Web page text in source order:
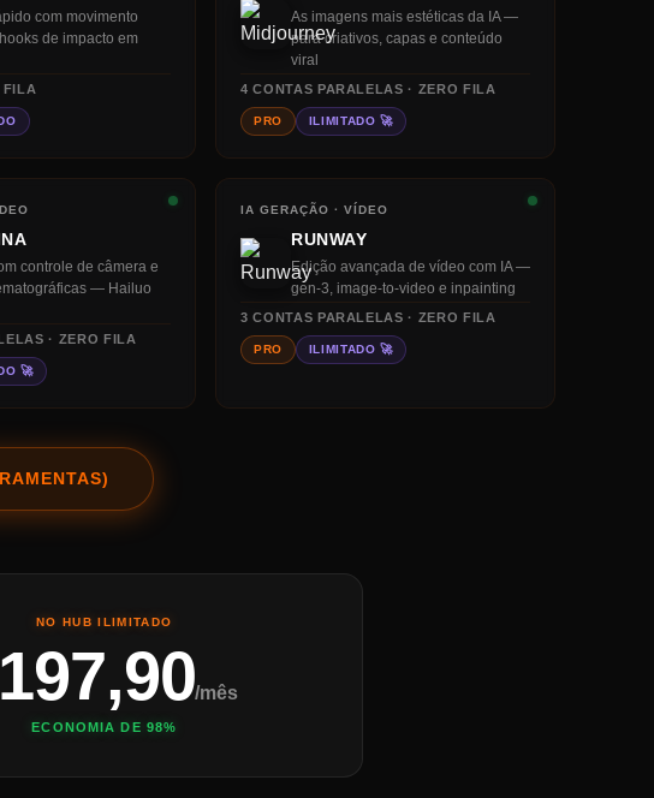
com movimento
de impacto em
FILA
As imagens mais estéticas da IA —
para criativos, capas e conteúdo
viral
4CONTAS PARALELAS · ZERO FILA
PRO ILIMITADO 🚀
controle de câmera e
— Hailuo
· ZERO FILA
🚀
IA GERAÇÃO · VÍDEO
RUNWAY
Edição avançada de vídeo com IA —
gen-3, image-to-video e inpainting
3CONTAS PARALELAS · ZERO FILA
PRO ILIMITADO 🚀
NO HUB ILIMITADO
197,90/mês
ECONOMIA DE 98%